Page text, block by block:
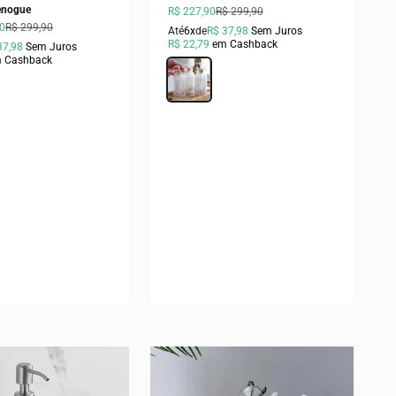
Preço normal
R$ 299,90
Sem Juros
Cashback
Preço promocional
R$ 227,90Preço normal
R$ 299,90
Até6xdeR$ 37,98 Sem Juros
R$ 22,79 em Cashback
Cor
Transparente